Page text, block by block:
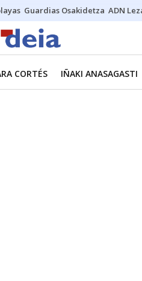
Guardias Osakidetza ADN
CORTÉS IÑAKI ANASAGASTI